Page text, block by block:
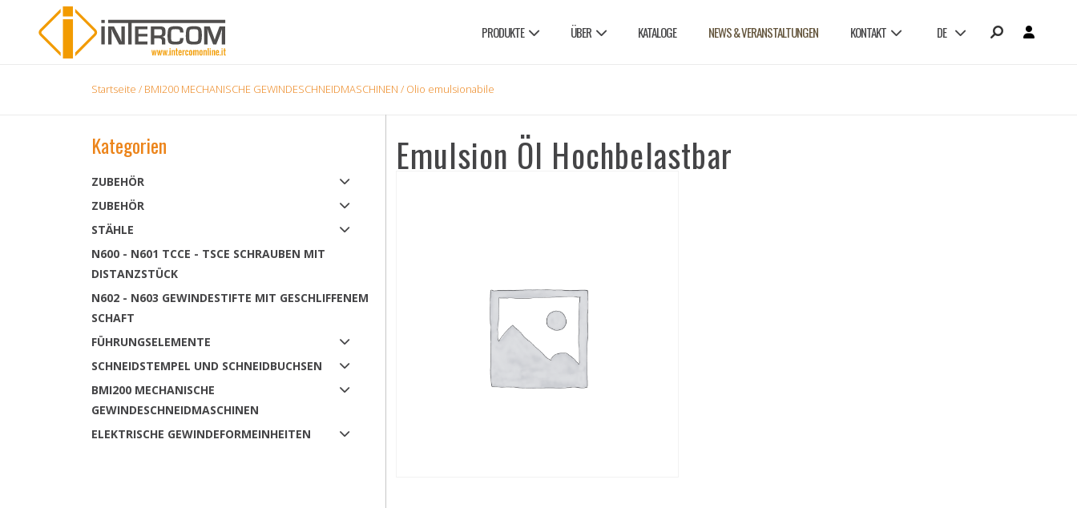
PRODUKTE ÜBER KATALOGE NEWS & VERANSTALTUNGEN KONTAKT DE
Startseite / BMI200 MECHANISCHE GEWINDESCHNEIDMASCHINEN / Olio emulsionabile
Kategorien
ZUBEHÖR
ZUBEHÖR
STÄHLE
N600 - N601 TCCE - TSCE SCHRAUBEN MIT
DISTANZSTÜCK
N602 - N603 GEWINDESTIFTE MIT GESCHLIFFENEM
SCHAFT
FÜHRUNGSELEMENTE
SCHNEIDSTEMPEL UND SCHNEIDBUCHSEN
BMI200 MECHANISCHE
GEWINDESCHNEIDMASCHINEN
ELEKTRISCHE GEWINDEFORMEINHEITEN
Emulsion Öl Hochbelastbar